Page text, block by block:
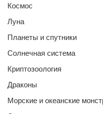
Космос
Луна
Планеты и спутники
Солнечная система
Криптозоология
Драконы
Морские и океанские